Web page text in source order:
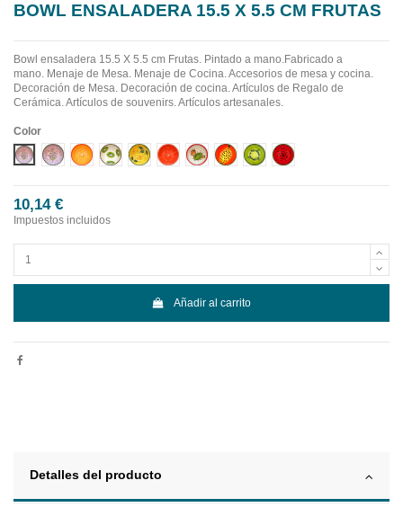
BOWL ENSALADERA 15.5 X 5.5 CM FRUTAS
Bowl ensaladera 15.5 X 5.5 cm Frutas. Pintado a mano.Fabricado a
mano. Menaje de Mesa. Menaje de Cocina. Accesorios de mesa y cocina.
Decoración de Mesa. Decoración de cocina. Artículos de Regalo de
Cerámica. Artículos de souvenirs. Artículos artesanales.
Color
Diseño 1Diseño 10Diseño 2Diseño 3Diseño 4Diseño 5Diseño 6Diseño 7Diseño 8Diseño 9
10,14 €
Impuestos incluidos
Añadir al carrito
Detalles del producto